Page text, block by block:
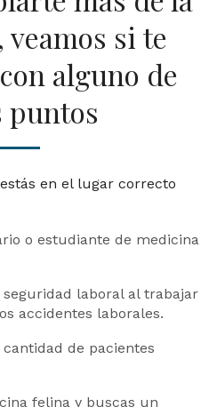
si te
alguno de
puntos
en el lugar correcto
o estudiante de medicina
laboral al trabajar
accidentes laborales.
de pacientes
felina y buscas un